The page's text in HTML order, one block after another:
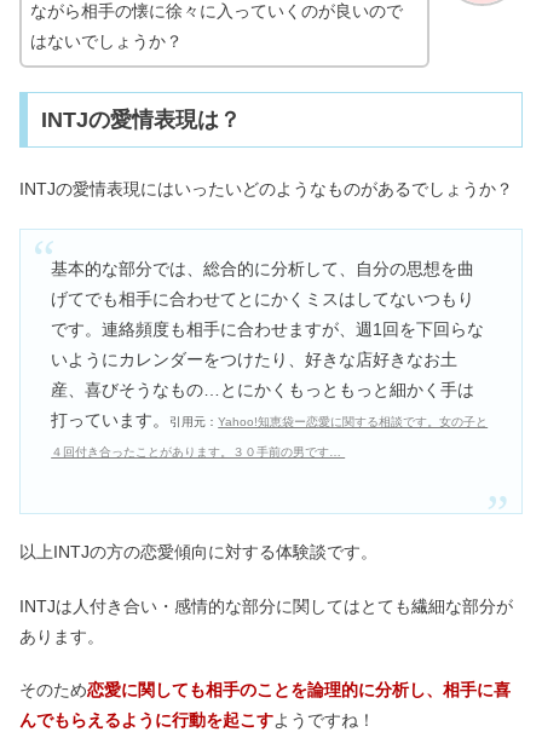
ながら相手の懐に徐々に入っていくのが良いので
はないでしょうか？
INTJの愛情表現は？
INTJの愛情表現にはいったいどのようなものがあるでしょうか？
基本的な部分では、総合的に分析して、自分の思想を曲
げてでも相手に合わせてとにかくミスはしてないつもり
です。連絡頻度も相手に合わせますが、週1回を下回らな
いようにカレンダーをつけたり、好きな店好きなお土
産、喜びそうなもの…とにかくもっともっと細かく手は
打っています。
引用元：Yahoo!知恵袋ー恋愛に関する相談です。女の子と
４回付き合ったことがあります。３０手前の男です…
以上INTJの方の恋愛傾向に対する体験談です。
INTJは人付き合い・感情的な部分に関してはとても繊細な部分が
あります。
そのため恋愛に関しても相手のことを論理的に分析し、相手に喜
んでもらえるように行動を起こすようですね！